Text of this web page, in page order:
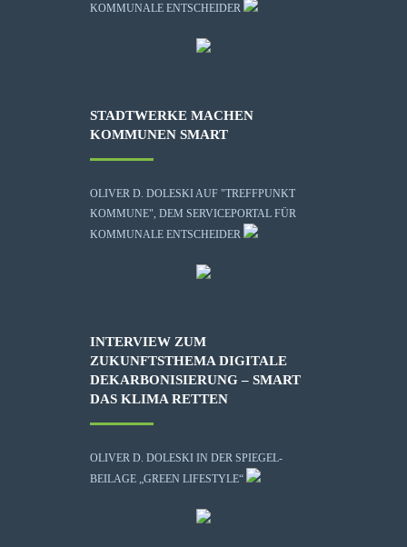
KOMMUNALE ENTSCHEIDER
STADTWERKE MACHEN
KOMMUNEN SMART
OLIVER D. DOLESKI AUF "TREFFPUNKT
KOMMUNE", DEM SERVICEPORTAL FÜR
KOMMUNALE ENTSCHEIDER
INTERVIEW ZUM
ZUKUNFTSTHEMA DIGITALE
DEKARBONISIERUNG – SMART
DAS KLIMA RETTEN
OLIVER D. DOLESKI IN DER SPIEGEL-
BEILAGE „GREEN LIFESTYLE“